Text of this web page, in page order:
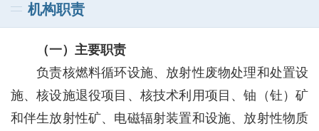
机构职责
（一）主要职责
负责核燃料循环设施、放射性废物处理和处置设
施、核设施退役项目、核技术利用项目、铀（钍）矿
和伴生放射性矿、电磁辐射装置和设施、放射性物质